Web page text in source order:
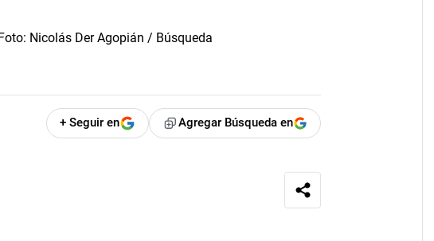
+ Seguir en Agregar Búsqueda en